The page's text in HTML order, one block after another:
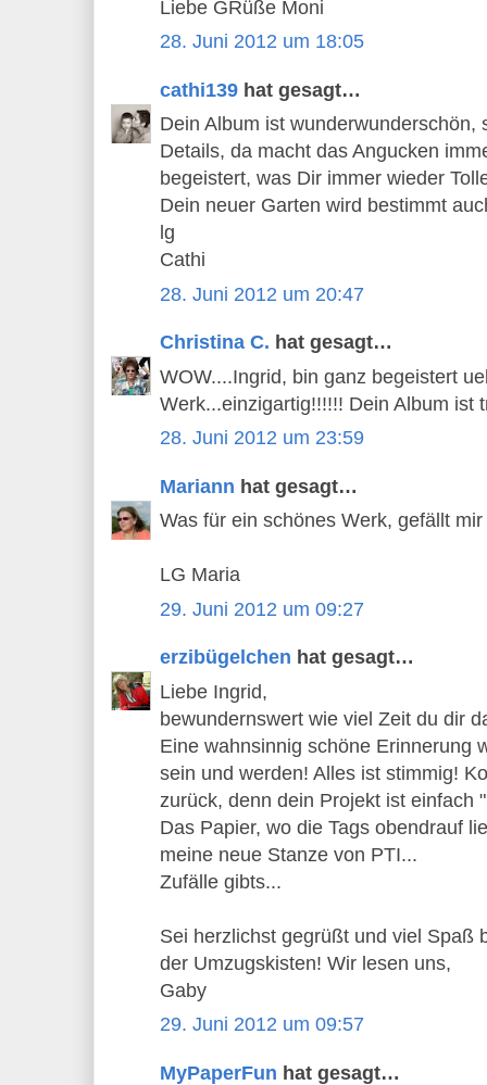
Liebe GRüße Moni
28. Juni 2012 um 18:05
cathi139 hat gesagt…
Dein Album ist wunderwunderschön,
Details, da macht das Angucken
begeistert, was Dir immer wieder
Dein neuer Garten wird bestimmt
lg
Cathi
28. Juni 2012 um 20:47
Christina C. hat gesagt…
WOW....Ingrid, bin ganz begeistert
Werk...einzigartig!!!!!! Dein Album ist
28. Juni 2012 um 23:59
Mariann hat gesagt…
Was für ein schönes Werk, gefällt
LG Maria
29. Juni 2012 um 09:27
erzibügelchen hat gesagt…
Liebe Ingrid,
bewundernswert wie viel Zeit du dir
Eine wahnsinnig schöne Erinnerung
sein und werden! Alles ist stimmig!
zurück, denn dein Projekt ist einfach
Das Papier, wo die Tags obendrauf
meine neue Stanze von PTI...
Zufälle gibts...
Sei herzlichst gegrüßt und viel Spaß
der Umzugskisten! Wir lesen uns,
Gaby
29. Juni 2012 um 09:57
MyPaperFun hat gesagt…